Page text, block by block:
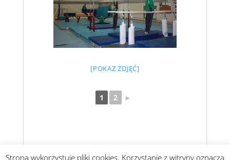
[POKAZ ZDJĘĆ]
1 2 ►
Strona wykorzystuje pliki cookies. Korzystanie z witryny oznacza